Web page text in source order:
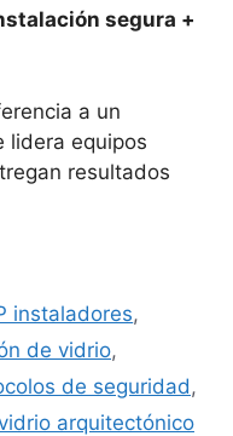
segura +
a un
lidera equipos
resultados
instaladores,
de vidrio,
de seguridad ,
arquitectónico